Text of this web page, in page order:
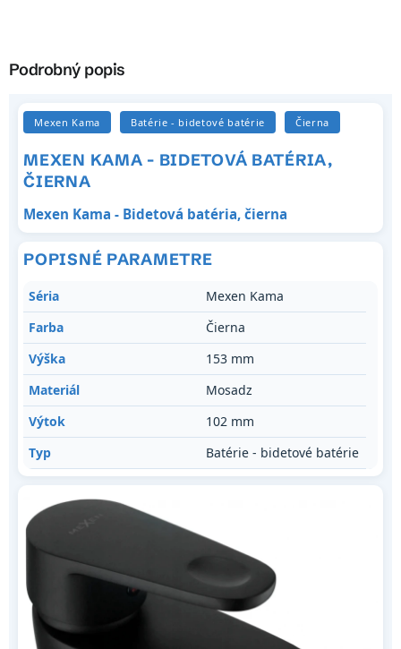
Podrobný popis
Mexen Kama Batérie - bidetové batérie Čierna
MEXEN KAMA - BIDETOVÁ BATÉRIA,
ČIERNA
Mexen Kama - Bidetová batéria, čierna
POPISNÉ PARAMETRE
Séria
Mexen Kama
Farba
Čierna
Výška
153 mm
Materiál
Mosadz
Výtok
102 mm
Typ
Batérie - bidetové batérie